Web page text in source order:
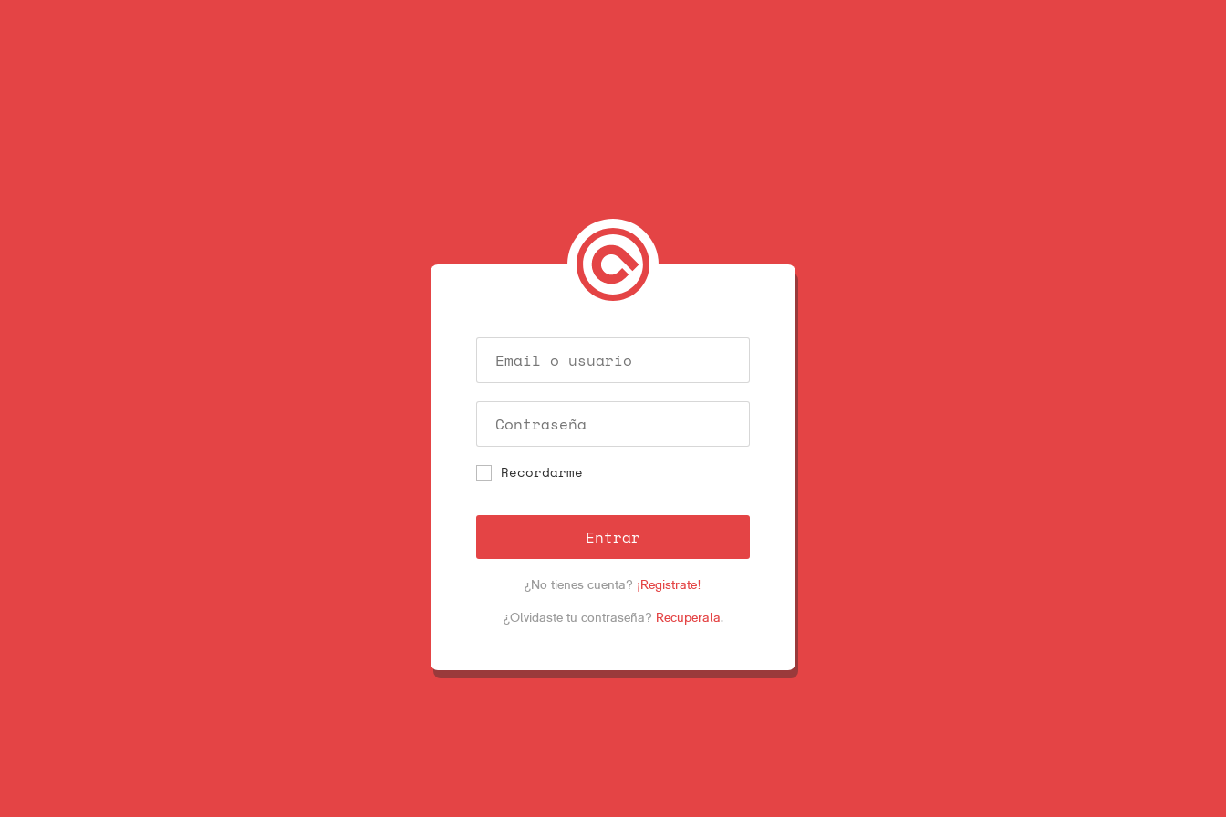
Recordarme
Entrar
¿No tienes cuenta? ¡Registrate!
¿Olvidaste tu contraseña? Recuperala.